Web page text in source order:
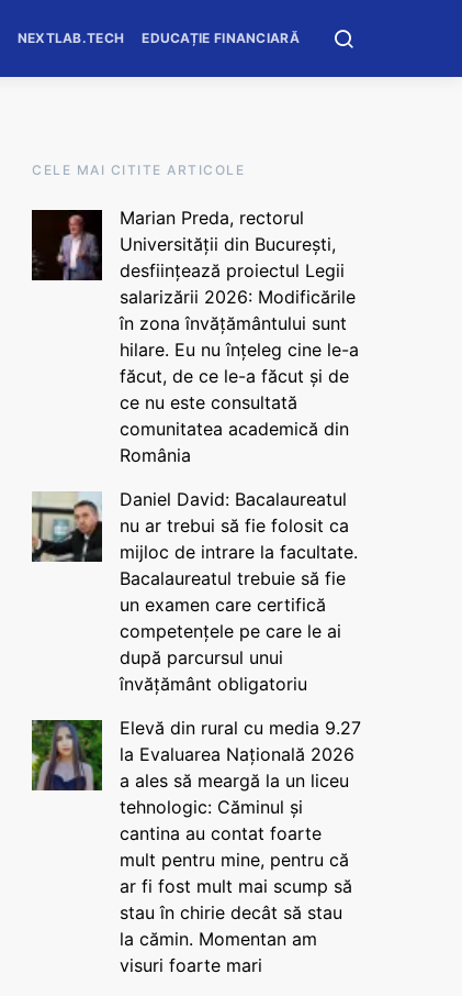
NEXTLAB.TECH EDUCAȚIE FINANCIARĂ
CELE MAI CITITE ARTICOLE
Marian Preda, rectorul
Universității din București,
desființează proiectul Legii
salarizării 2026: Modificările
în zona învățământului sunt
hilare. Eu nu înțeleg cine le-a
făcut, de ce le-a făcut și de
ce nu este consultată
comunitatea academică din
România
Daniel David: Bacalaureatul
nu ar trebui să fie folosit ca
mijloc de intrare la facultate.
Bacalaureatul trebuie să fie
un examen care certifică
competențele pe care le ai
după parcursul unui
învățământ obligatoriu
Elevă din rural cu media 9.27
la Evaluarea Națională 2026
a ales să meargă la un liceu
tehnologic: Căminul și
cantina au contat foarte
mult pentru mine, pentru că
ar fi fost mult mai scump să
stau în chirie decât să stau
la cămin. Momentan am
visuri foarte mari